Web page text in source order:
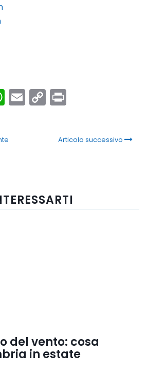
WhatsApp
Email
Copy
Link
Articolo successivo
del vento: cosa
in estate